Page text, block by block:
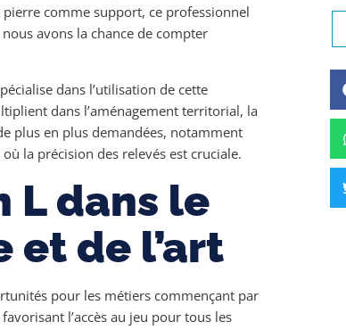
comme support, ce professionnel
avons la chance de compter
dans l’utilisation de cette
dans l’aménagement territorial, la
plus en plus demandées, notamment
la précision des relevés est cruciale.
L dans le
et de l’art
pour les métiers commençant par
l’accès au jeu pour tous les